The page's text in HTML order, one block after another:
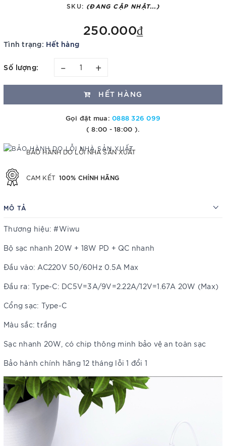
SKU: (ĐANG CẬP NHẬT...)
250.000₫
Tình trạng: Hết hàng
Số lượng: – +
HẾT HÀNG
Gọi đặt mua:0888 326 099
( 8:00 - 18:00 ).
BẢO HÀNH DO LỖI NHÀ SẢN XUẤT
CAM KẾT 100% CHÍNH HÃNG
MÔ TẢ
Thương hiệu: #Wiwu
Bộ sạc nhanh 20W + 18W PD + QC nhanh
Đầu vào: AC220V 50/60Hz 0.5A Max
Đầu ra: Type-C: DC5V=3A/9V=2.22A/12V=1.67A 20W (Max)
Cổng sạc: Type-C
Màu sắc: trắng
Sạc nhanh 20W, có chip thông minh bảo vệ an toàn sạc
Bảo hành chính hãng 12 tháng lỗi 1 đổi 1